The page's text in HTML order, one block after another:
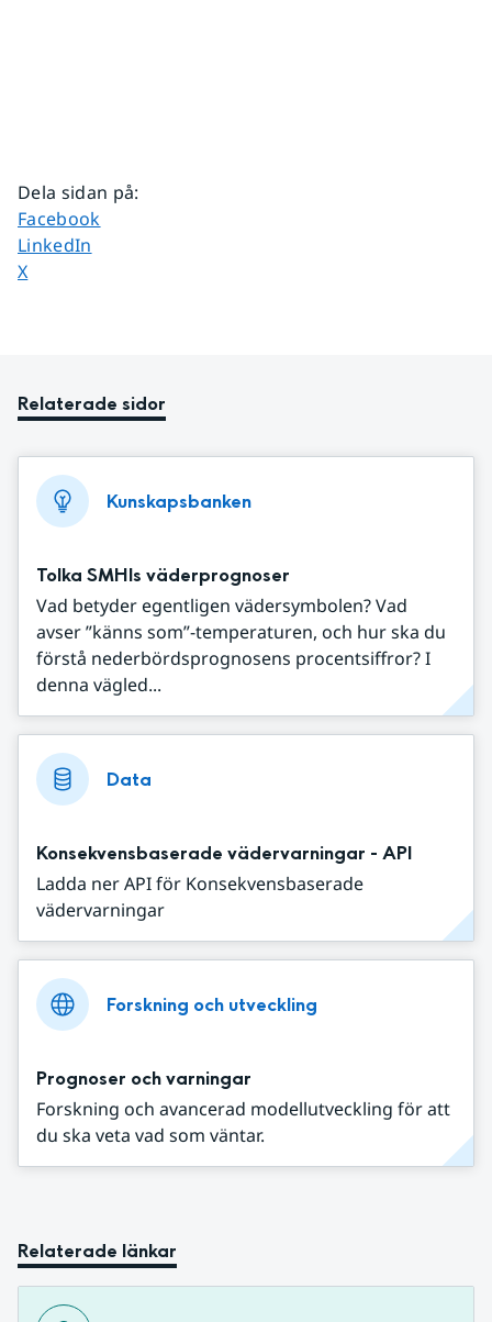
Dela sidan på:
Dela sidan på
Facebook
Dela sidan på
LinkedIn
Dela sidan på
X
Relaterade sidor
Kunskapsbanken
Tolka SMHIs väderprognoser
Vad betyder egentligen vädersymbolen? Vad
avser ”känns som”-temperaturen, och hur ska du
förstå nederbördsprognosens procentsiffror? I
denna vägled...
Data
Konsekvensbaserade vädervarningar - API
Ladda ner API för Konsekvensbaserade
vädervarningar
Forskning och utveckling
Prognoser och varningar
Forskning och avancerad modellutveckling för att
du ska veta vad som väntar.
Relaterade länkar